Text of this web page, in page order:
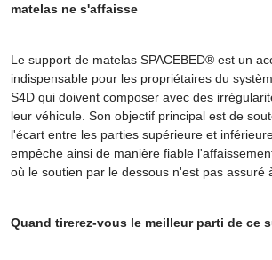
matelas ne s'affaisse
Le support de matelas SPACEBED® est un
indispensable pour les propriétaires du
S4D qui doivent composer avec des
leur véhicule. Son objectif principal est de
l'écart entre les parties supérieure et
empêche ainsi de manière fiable
où le soutien par le dessous n'est pas assuré
Quand tirerez-vous le meilleur parti de ce